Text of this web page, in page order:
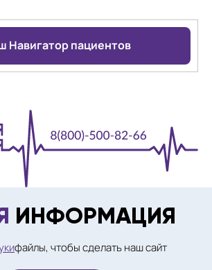
Навигатор пациентов
ИНФОРМАЦИЯ
файлы, чтобы сделать наш сайт